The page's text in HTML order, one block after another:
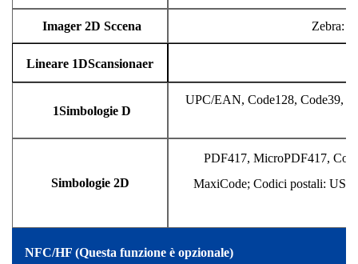
Imager 2D Sccena Zebra:
Lineare 1DScansionaer
1Simbologie D
UPC/EAN, Code128, Code39,
Simbologie 2D
PDF417, MicroPDF417,
MaxiCode; Codici postali: US
NFC/HF (Questa funzione è opzionale)